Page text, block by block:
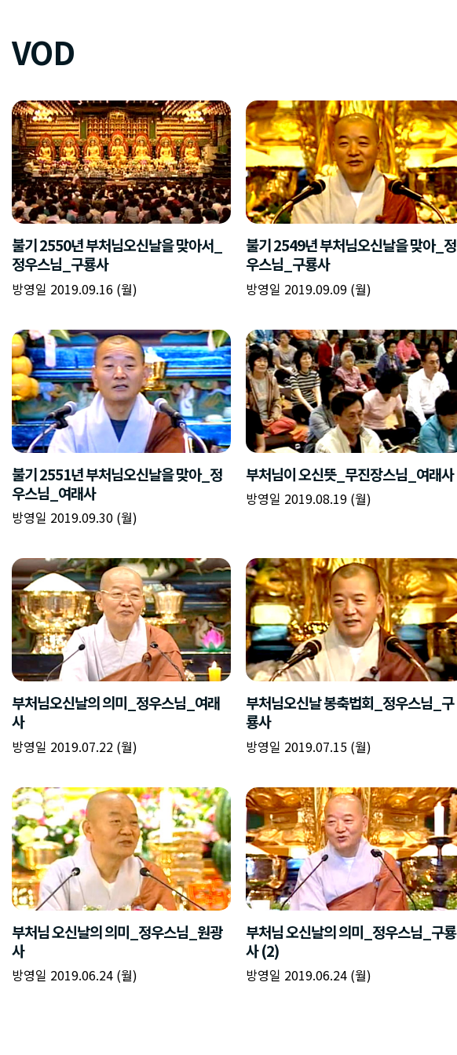
VOD
불기 2550년 부처님오신날을 맞아서_
정우스님_구룡사
방영일 2019.09.16 (월)
불기 2549년 부처님오신날을 맞아_정
우스님_구룡사
방영일 2019.09.09 (월)
불기 2551년 부처님오신날을 맞아_정
우스님_여래사
방영일 2019.09.30 (월)
부처님이 오신뜻_무진장스님_여래사
방영일 2019.08.19 (월)
부처님오신날의 의미_정우스님_여래
사
방영일 2019.07.22 (월)
부처님오신날 봉축법회_정우스님_구
룡사
방영일 2019.07.15 (월)
부처님 오신날의 의미_정우스님_원광
사
방영일 2019.06.24 (월)
부처님 오신날의 의미_정우스님_구룡
사 (2)
방영일 2019.06.24 (월)